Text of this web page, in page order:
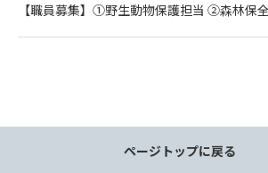
【職員募集】①野生動物保護担当 ②森林保
ページトップに戻る